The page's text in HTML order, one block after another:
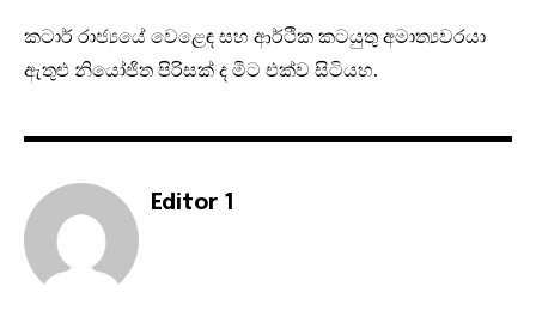
කටාර් රාජ්‍යයේ වෙළෙඳ සහ ආර්ථික කටයුතු අමාත්‍යවරයා
ඇතුළු නියෝජිත පිරිසක් ද මීට එක්ව සිටියහ.
Editor 1